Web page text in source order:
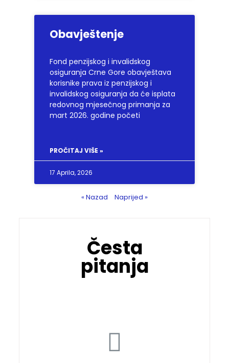
Obavještenje
Fond penzijskog i invalidskog
osiguranja Crne Gore obavještava
korisnike prava iz penzijskog i
invalidskog osiguranja da će isplata
redovnog mjesečnog primanja za
mart 2026. godine početi
PROČITAJ VIŠE »
17 Aprila, 2026
« Nazad Naprijed »
Česta
pitanja